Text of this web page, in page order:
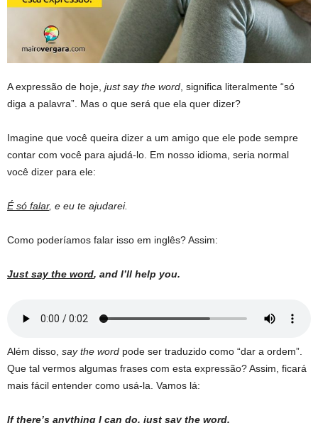
A expressão de hoje, just say the word , significa literalmente “só
diga a palavra”. Mas o que será que ela quer dizer?
Imagine que você queira dizer a um amigo que ele pode sempre
contar com você para ajudá-lo. Em nosso idioma, seria normal
você dizer para ele:
É só falar, e eu te ajudarei.
Como poderíamos falar isso em inglês? Assim:
Just say the word, and I’ll help you.
Além disso, say the word pode ser traduzido como “dar a ordem”.
Que tal vermos algumas frases com esta expressão? Assim, ficará
mais fácil entender como usá-la. Vamos lá:
If there’s anything I can do, just say the word.